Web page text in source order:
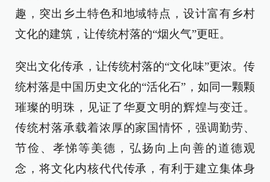
趣，突出乡土特色和地域特点，设计富有乡村
文化的建筑，让传统村落的“烟火气”更旺。
突出文化传承，让传统村落的“文化味”更浓。传
统村落是中国历史文化的“活化石”，如同一颗颗
璀璨的明珠，见证了华夏文明的辉煌与变迁。
传统村落承载着浓厚的家国情怀，强调勤劳、
节俭、孝悌等美德，弘扬向上向善的道德观
念，将文化内核代代传承，有利于建立集体身